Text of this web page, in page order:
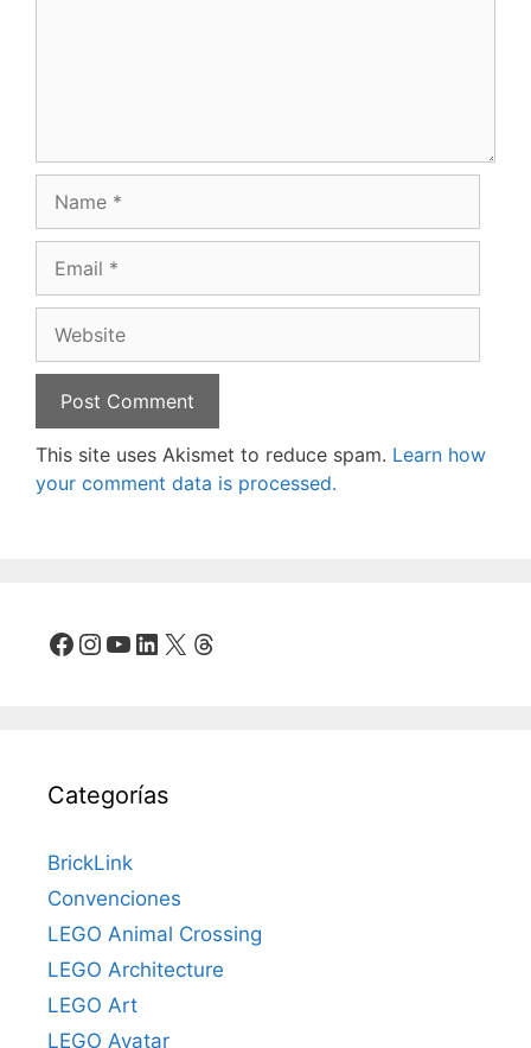
This site uses Akismet to reduce spam. Learn how
your comment data is processed.
Facebook
Instagram
YouTube
LinkedIn
X Threads
Categorías
BrickLink
Convenciones
LEGO Animal Crossing
LEGO Architecture
LEGO Art
LEGO Avatar